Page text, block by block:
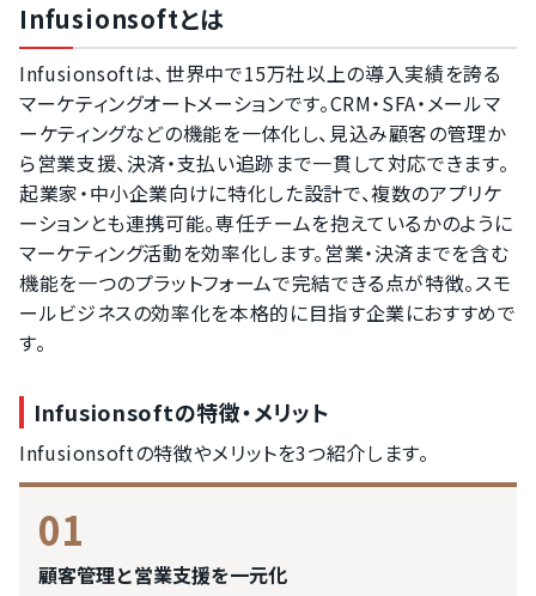
Infusionsoftとは
Infusionsoftは、世界中で15万社以上の導入実績を誇る
マーケティングオートメーションです。CRM・SFA・メールマ
ーケティングなどの機能を一体化し、見込み顧客の管理か
ら営業支援、決済・支払い追跡まで一貫して対応できます。
起業家・中小企業向けに特化した設計で、複数のアプリケ
ーションとも連携可能。専任チームを抱えているかのように
マーケティング活動を効率化します。営業・決済までを含む
機能を一つのプラットフォームで完結できる点が特徴。スモ
ールビジネスの効率化を本格的に目指す企業におすすめで
す。
Infusionsoftの特徴・メリット
Infusionsoftの特徴やメリットを3つ紹介します。
01
顧客管理と営業支援を一元化